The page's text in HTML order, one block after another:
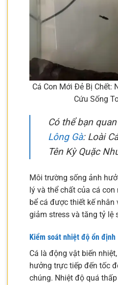
Cá Con Mới Đẻ Bị Chết:
Cứu Sống
Có thể bạn
Lông Gà: Loài
Tên Kỳ Quặc
Môi trường sống ảnh
lý và thể chất của cá
bể cá được thiết kế nhân
giảm stress và tăng tỷ lệ
Kiểm soát nhiệt độ ổn định
Cá là động vật biến
hưởng trực tiếp đến tốc
chúng. Nhiệt độ quá